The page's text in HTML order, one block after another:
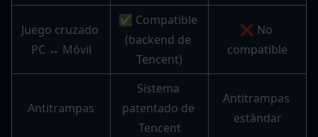
Juego cruzado
PC ↔ Móvil
✅ Compatible
(backend de
Tencent)
❌ No
compatible
Antitrampas
Sistema
patentado de
Tencent
Antitrampas
estándar